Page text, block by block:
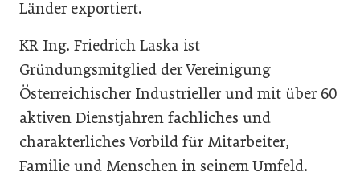
Länder exportiert.
KR Ing. Friedrich Laska ist
Gründungsmitglied der Vereinigung
Österreichischer Industrieller und mit über 60
aktiven Dienstjahren fachliches und
charakterliches Vorbild für Mitarbeiter,
Familie und Menschen in seinem Umfeld.